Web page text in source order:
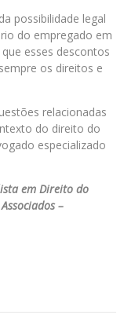
possibilidade legal
do empregado em
esses descontos
os direitos e
relacionadas
do direito do
especializado
em Direito do
–